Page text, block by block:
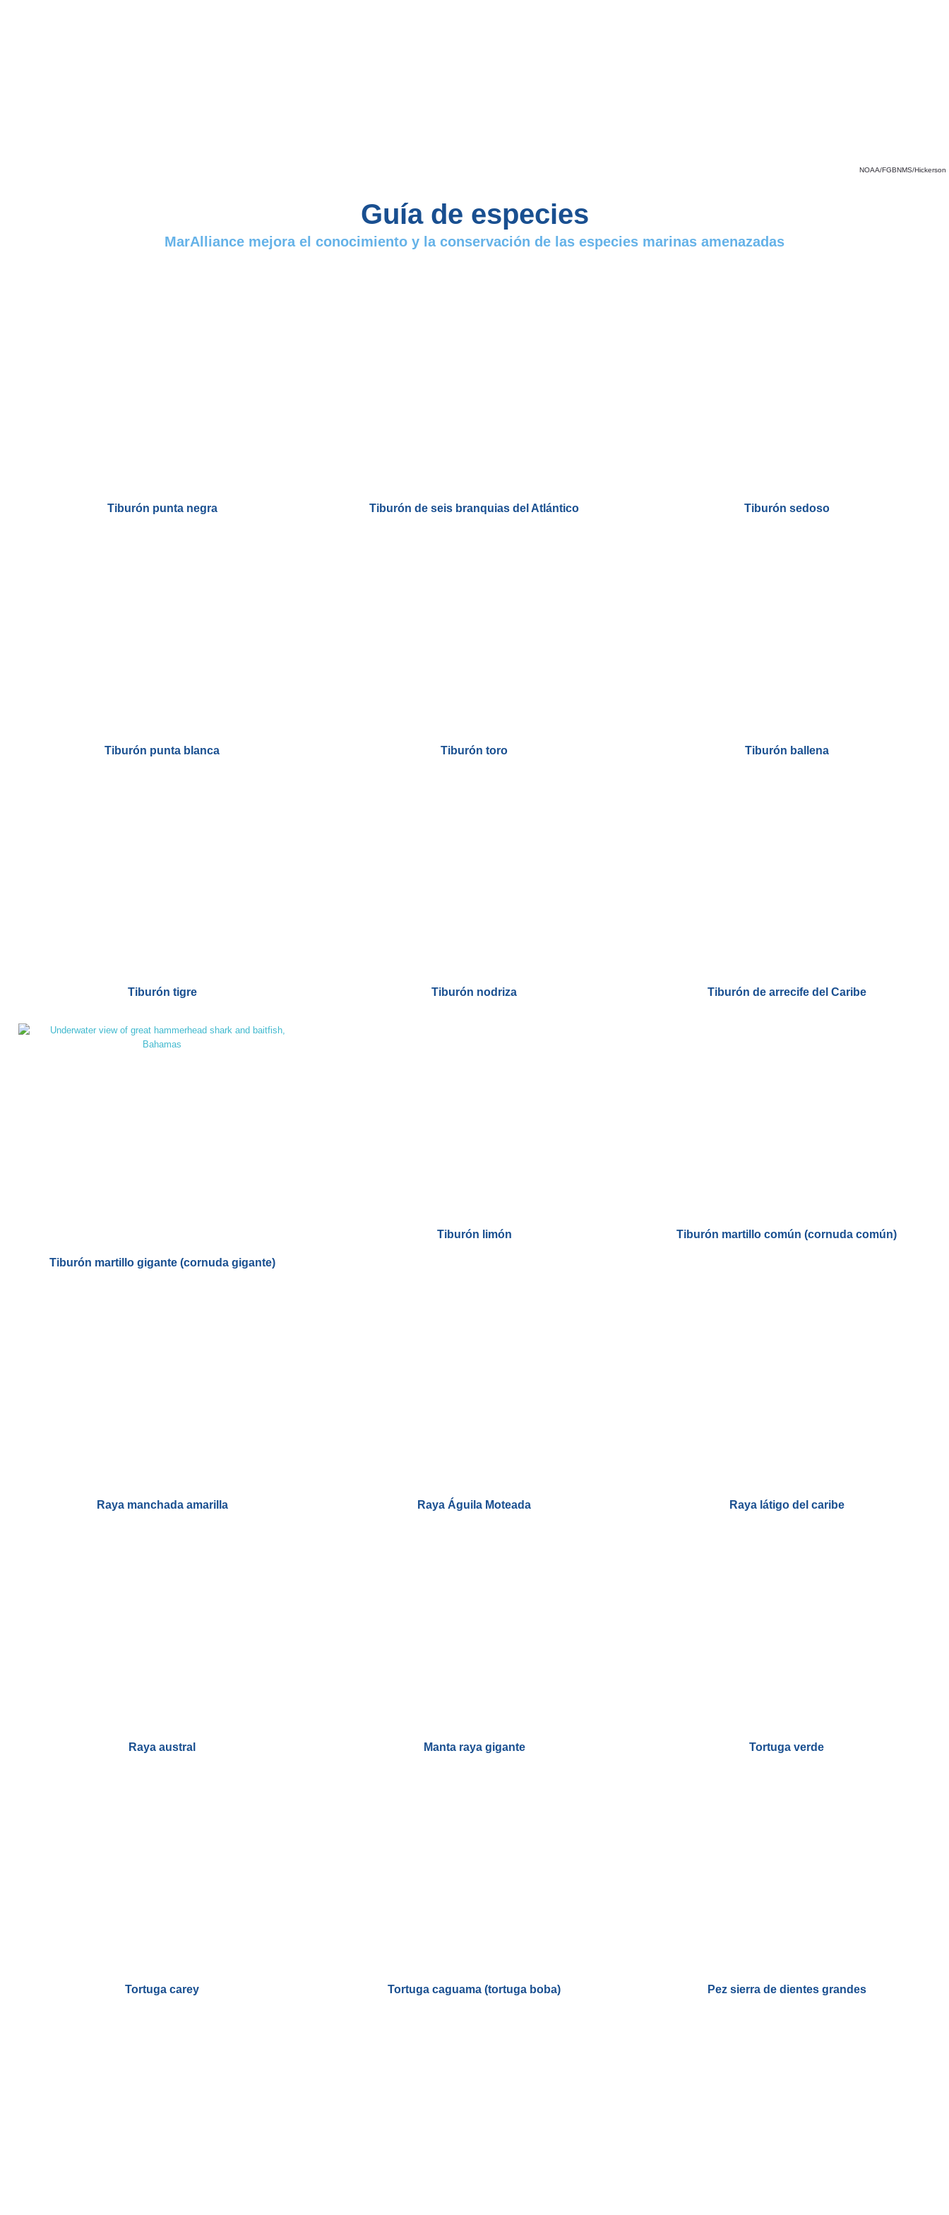
NOAA/FGBNMS/Hickerson
Guía de especies
MarAlliance mejora el conocimiento y la conservación de las especies marinas amenazadas
Tiburón punta negra Tiburón de seis branquias del Atlántico Tiburón sedoso
Tiburón punta blanca Tiburón toro Tiburón ballena
Tiburón tigre Tiburón nodriza Tiburón de arrecife del Caribe
Tiburón martillo gigante (cornuda gigante)
Tiburón limón Tiburón martillo común (cornuda común)
Raya manchada amarilla Raya Águila Moteada Raya látigo del caribe
Raya austral Manta raya gigante Tortuga verde
Tortuga carey Tortuga caguama (tortuga boba) Pez sierra de dientes grandes